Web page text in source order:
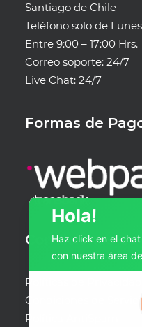
Santiago de Chile
Teléfono solo de
Entre 9:00 – 17:00 Hrs.
Correo soporte: 24/7
Live Chat: 24/7
Formas de
Condiciones de
Políticas de Privacidad
Condiciones de
Política AntiSpam
Hola!
Haz click en el
con nuestra área